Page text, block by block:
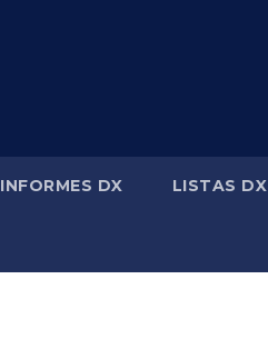
INFORMES DX LISTAS DX